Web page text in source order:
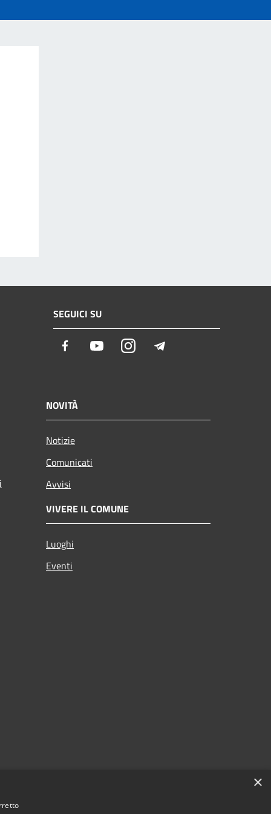
SEGUICI SU
Facebook YoutubeInstagram
NOVITÀ
Notizie
Comunicati
Avvisi
VIVERE IL COMUNE
Luoghi
Eventi
×